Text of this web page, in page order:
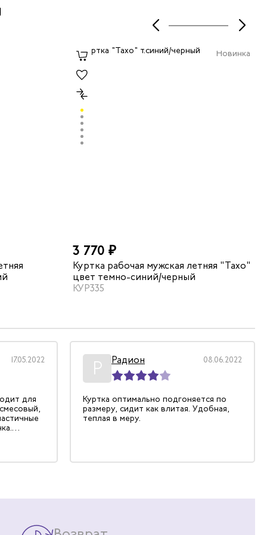
Новинка
3 770 ₽
Куртка рабочая мужская летняя "Тахо"
цвет темно-синий/черный
КУР335
17.05.2022
для
Р Радион 08.06.2022
Куртка оптимально подгоняется по
размеру, сидит как влитая. Удобная,
теплая в меру.